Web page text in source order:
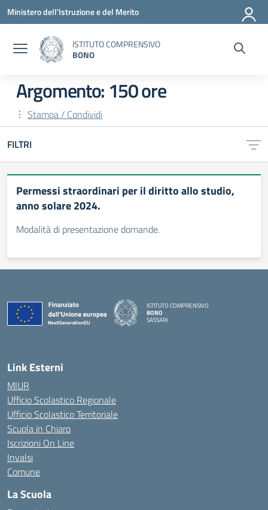
Vai ai contenuti
Vai al menu di navigazione
Vai al footer
Ministero dell'Istruzione e del Merito
ISTITUTO COMPRENSIVO
BONO
Argomento: 150 ore
Stampa / Condividi
FILTRI
Permessi straordinari per il diritto allo studio,
anno solare 2024.
Modalità di presentazione domande.
ISTITUTO COMPRENSIVO
BONO
SASSARI
Link Esterni
MIUR
Ufficio Scolastico Regionale
Ufficio Scolastico Territoriale
Scuola in Chiaro
Iscrizioni On Line
Invalsi
Comune
La Scuola